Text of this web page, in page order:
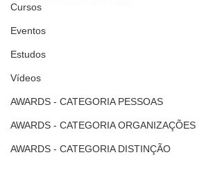
Cursos
Eventos
Estudos
Vídeos
AWARDS - CATEGORIA PESSOAS
AWARDS - CATEGORIA ORGANIZAÇÕES
AWARDS - CATEGORIA DISTINÇÃO